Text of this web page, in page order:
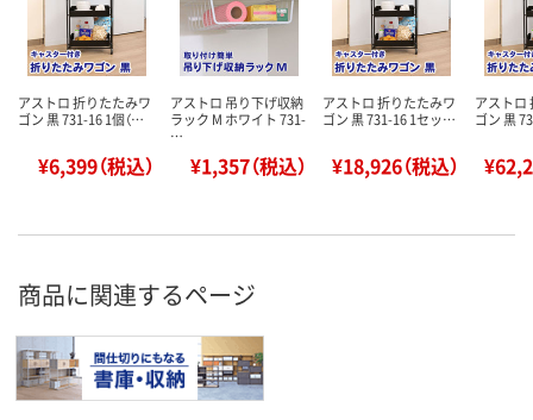
アストロ 折りたたみワ
ゴン 黒 731-16 1個（…
¥6,399（税込）
アストロ 吊り下げ収納
ラック M ホワイト 731-
…
¥1,357（税込）
アストロ 折りたたみワ
ゴン 黒 731-16 1セッ…
¥18,926（税込）
アストロ
ゴン 黒
商品に関連するページ